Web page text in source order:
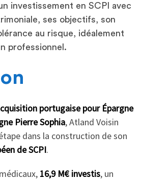
investissement en SCPI avec
ses objectifs, son
au risque, idéalement
professionnel.
portugaise pour Épargne
Pierre Sophia, Atland Voisin
dans la construction de son
de SCPI.
16,9 M€ investis, un